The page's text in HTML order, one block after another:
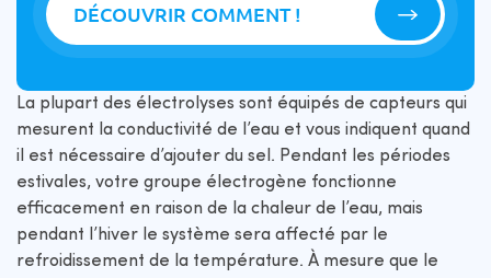
DÉCOUVRIR COMMENT !
La plupart des électrolyses sont équipés de capteurs qui
mesurent la conductivité de l’eau et vous indiquent quand
il est nécessaire d’ajouter du sel. Pendant les périodes
estivales, votre groupe électrogène fonctionne
efficacement en raison de la chaleur de l’eau, mais
pendant l’hiver le système sera affecté par le
refroidissement de la température. À mesure que le